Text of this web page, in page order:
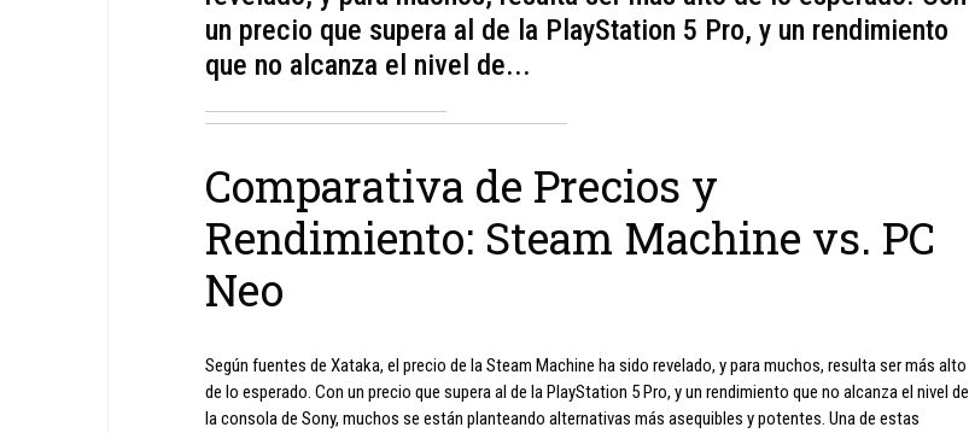
un precio que supera al de la PlayStation 5 Pro, y un rendimiento
que no alcanza el nivel de...
Comparativa de Precios y
Rendimiento: Steam Machine vs. PC
Neo
Según fuentes de Xataka, el precio de la Steam Machine ha sido revelado, y para muchos, resulta ser más alto
de lo esperado. Con un precio que supera al de la PlayStation 5 Pro, y un rendimiento que no alcanza el nivel de
la consola de Sony, muchos se están planteando alternativas más asequibles y potentes. Una de estas